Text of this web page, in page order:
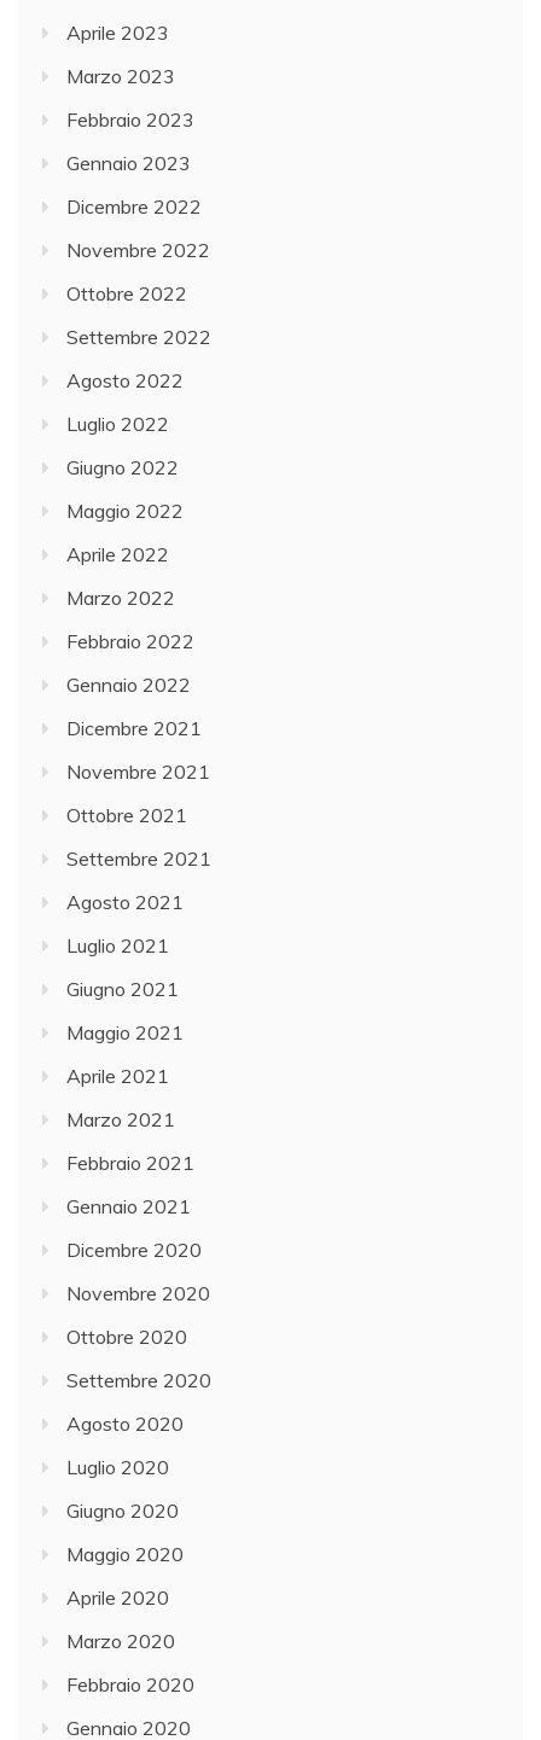
Aprile 2023
Marzo 2023
Febbraio 2023
Gennaio 2023
Dicembre 2022
Novembre 2022
Ottobre 2022
Settembre 2022
Agosto 2022
Luglio 2022
Giugno 2022
Maggio 2022
Aprile 2022
Marzo 2022
Febbraio 2022
Gennaio 2022
Dicembre 2021
Novembre 2021
Ottobre 2021
Settembre 2021
Agosto 2021
Luglio 2021
Giugno 2021
Maggio 2021
Aprile 2021
Marzo 2021
Febbraio 2021
Gennaio 2021
Dicembre 2020
Novembre 2020
Ottobre 2020
Settembre 2020
Agosto 2020
Luglio 2020
Giugno 2020
Maggio 2020
Aprile 2020
Marzo 2020
Febbraio 2020
Gennaio 2020